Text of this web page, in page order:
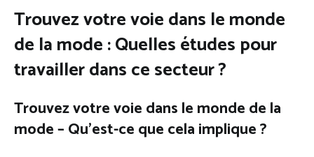
Trouvez votre voie dans le monde
de la mode : Quelles études pour
travailler dans ce secteur ?
Trouvez votre voie dans le monde de la
mode – Qu’est-ce que cela implique ?